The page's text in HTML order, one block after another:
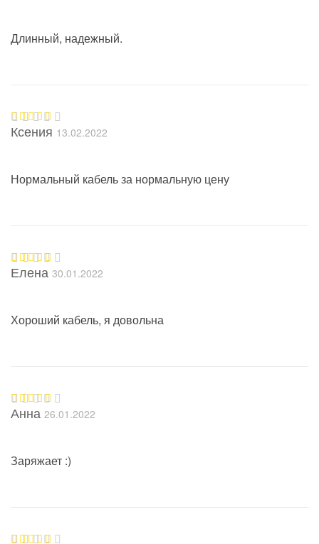
Длинный, надежный.
Оценка5
Ксения 13.02.2022
Нормальный кабель за нормальную цену
Оценка5
Елена 30.01.2022
Хороший кабель, я довольна
Оценка5
Анна 26.01.2022
Заряжает :)